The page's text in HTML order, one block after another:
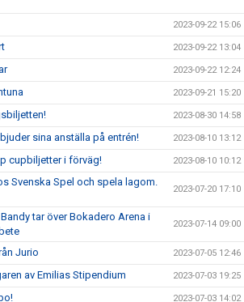
2023-09-22 15:06
2023-09-22 13:04
2023-09-22 12:24
2023-09-21 15:20
2023-08-30 14:58
sina anställa på entrén! 2023-08-10 13:12
cupbiljetter i förväg! 2023-08-10 10:12
Svenska Spel och spela lagom.
2023-07-20 17:10
tar över Bokadero Arena i
2023-07-14 09:00
Jurio 2023-07-05 12:46
av Emilias Stipendium 2023-07-03 19:25
2023-07-03 14:02